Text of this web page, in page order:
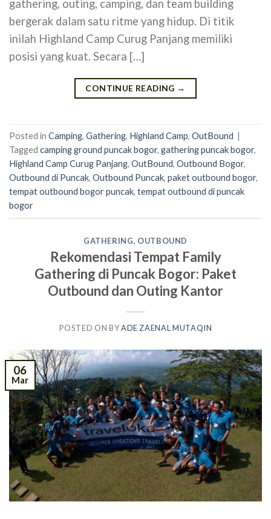
gathering, outing, camping, dan team building
bergerak dalam satu ritme yang hidup. Di titik
inilah Highland Camp Curug Panjang memiliki
posisi yang kuat. Secara […]
CONTINUE READING →
Posted in Camping, Gathering, Highland Camp, OutBound |
Tagged camping ground puncak bogor, gathering puncak bogor,
Highland Camp Curug Panjang, OutBound, Outbound Bogor,
Outbound di Puncak, Outbound Puncak, paket outbound bogor,
tempat outbound bogor puncak, tempat outbound di puncak
bogor
GATHERING, OUTBOUND
Rekomendasi Tempat Family
Gathering di Puncak Bogor: Paket
Outbound dan Outing Kantor
POSTED ON BYADE ZAENAL MUTAQIN
06
Mar